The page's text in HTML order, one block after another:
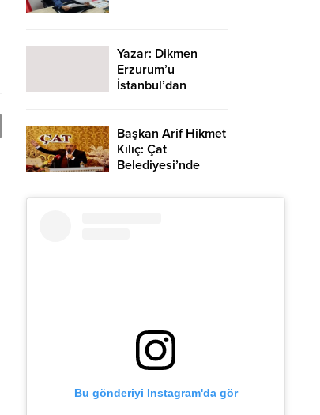
Yazar: Dikmen
Erzurum’u
İstanbul’dan
Başkan Arif Hikmet
Kılıç: Çat
Belediyesi’nde
anlattı.
Bu gönderiyi Instagram'da gör